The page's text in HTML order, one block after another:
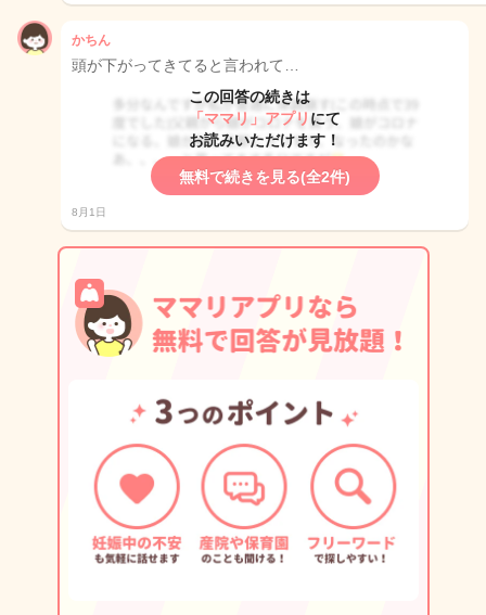
かちん
頭が下がってきてると言われて…
この回答の続きは
「ママリ」アプリ にて
お読みいただけます！
無料で続きを見る(全2件)
8月1日